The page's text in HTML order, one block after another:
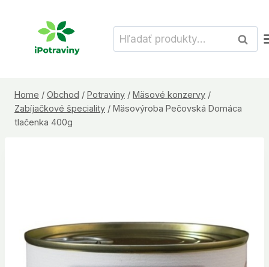
Hľadať:
Home / Obchod / Potraviny / Mäsové konzervy /
Zabíjačkové špeciality / Mäsovýroba Pečovská Domáca
tlačenka 400g